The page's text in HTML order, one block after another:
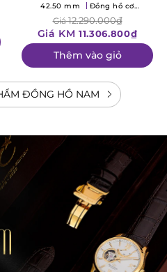
42.50 mm
Đồng hồ cơ
Giá12.290.000₫
Giá KM 11.306.800₫
Thêm vào giỏ
ĐỒNG HỒ NAM